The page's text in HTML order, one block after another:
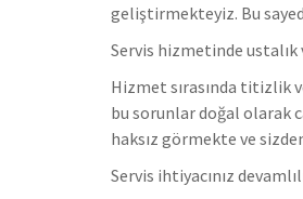
geliştirmekteyiz. Bu
Servis hizmetinde
Hizmet sırasında titizlik
bu sorunlar doğal olarak
haksız görmekte ve
Servis ihtiyacınız